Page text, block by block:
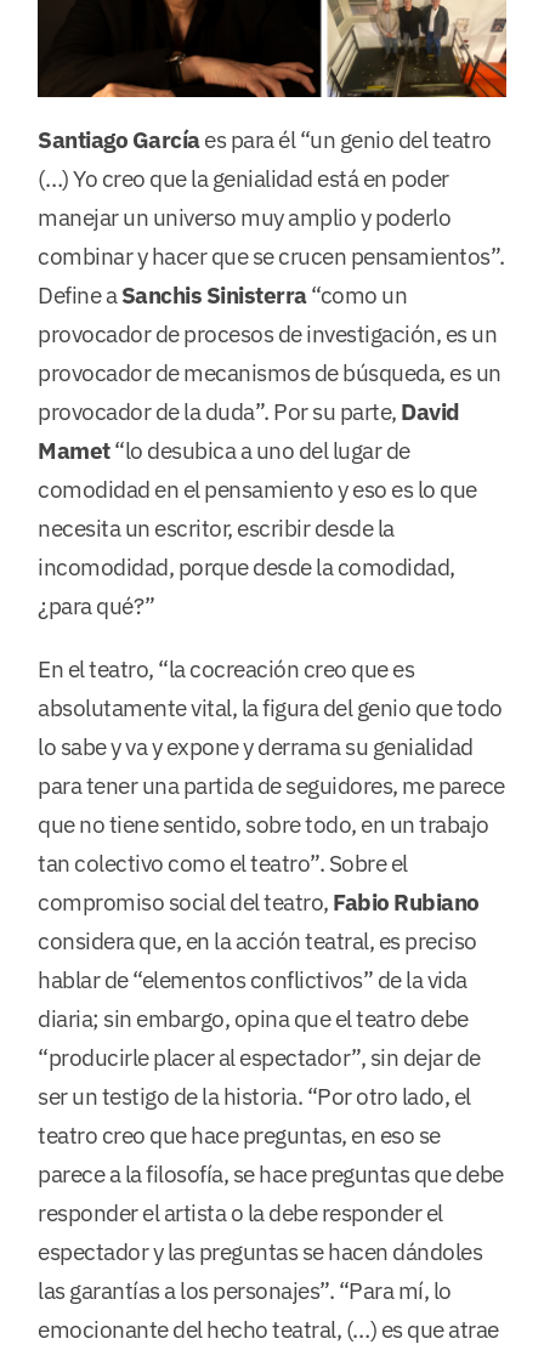
Santiago Garcíaes para él “un genio del teatro
(…) Yo creo que la genialidad está en poder
manejar un universo muy amplio y poderlo
combinar y hacer que se crucen pensamientos”.
Define aSanchis Sinisterra“como un
provocador de procesos de investigación, es un
provocador de mecanismos de búsqueda, es un
provocador de la duda”. Por su parte, David
Mamet“lo desubica a uno del lugar de
comodidad en el pensamiento y eso es lo que
necesita un escritor, escribir desde la
incomodidad, porque desde la comodidad,
¿para qué?”
En el teatro, “la cocreación creo que es
absolutamente vital, la figura del genio que todo
lo sabe y va y expone y derrama su genialidad
para tener una partida de seguidores, me parece
que no tiene sentido, sobre todo, en un trabajo
tan colectivo como el teatro”. Sobre el
compromiso social del teatro, Fabio Rubiano
considera que, en la acción teatral, es preciso
hablar de “elementos conflictivos” de la vida
diaria; sin embargo, opina que el teatro debe
“producirle placer al espectador”, sin dejar de
ser un testigo de la historia. “Por otro lado, el
teatro creo que hace preguntas, en eso se
parece a la filosofía, se hace preguntas que debe
responder el artista o la debe responder el
espectador y las preguntas se hacen dándoles
las garantías a los personajes”. “Para mí, lo
emocionante del hecho teatral, (…) es que atrae